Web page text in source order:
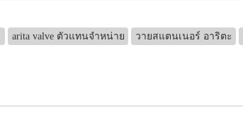
arita valve ตัวแทนจำหน่าย วายสแตนเนอร์ อาริตะ